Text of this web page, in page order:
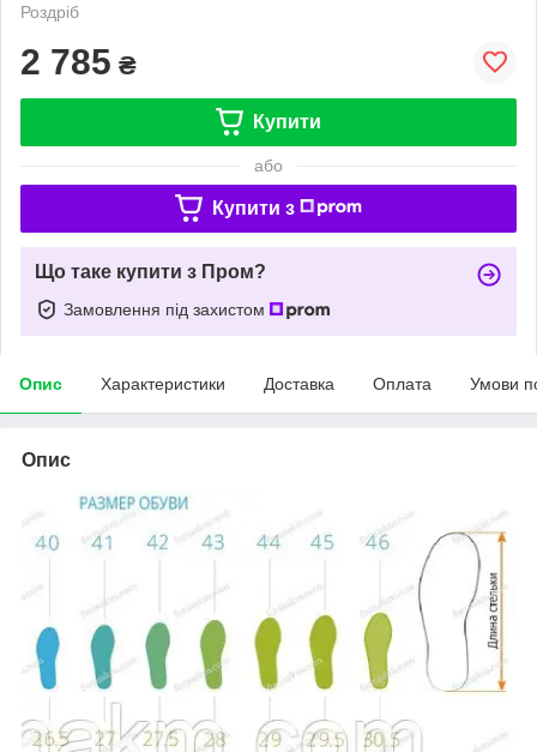
Роздріб
2 785 ₴
Купити
або
Купити з
Що таке купити з Пром?
Замовлення під захистом
Опис Характеристики Доставка Оплата Умови
Опис